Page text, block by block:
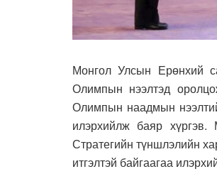
Монгол Улсын Ерөнхий
Олимпын нээлтэд
Олимпын наадмын
илэрхийлж баяр
Стратегийн түншлэлийн
итгэлтэй байгаагаа